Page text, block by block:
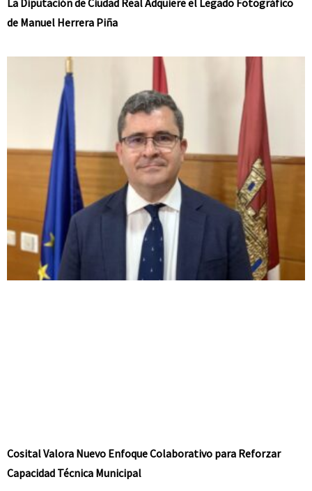
de Manuel Herrera Piña
Cosital Valora Nuevo Enfoque Colaborativo para Reforzar
Capacidad Técnica Municipal